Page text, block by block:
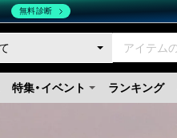
特集・イベント ランキング
無料診断